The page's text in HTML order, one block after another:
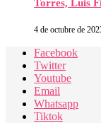
Torres, Luis
4 de octubre de
Facebook
Twitter
Youtube
Email
Whatsapp
Tiktok